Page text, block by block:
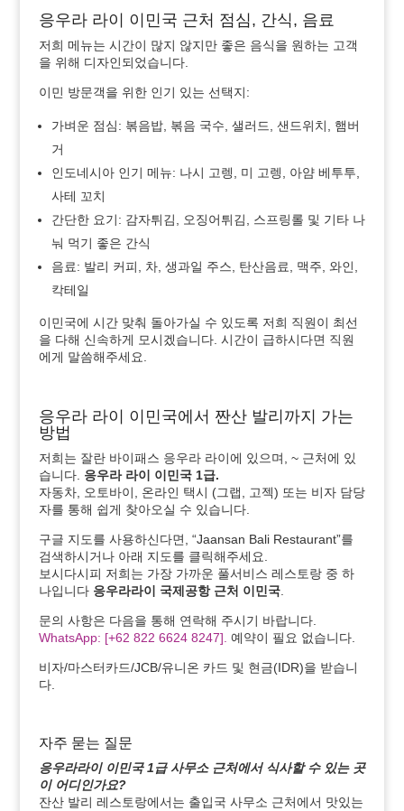
응우라 라이 이민국 근처 점심, 간식, 음료
저희 메뉴는 시간이 많지 않지만 좋은 음식을 원하는 고객
을 위해 디자인되었습니다.
이민 방문객을 위한 인기 있는 선택지:
가벼운 점심: 볶음밥, 볶음 국수, 샐러드, 샌드위치, 햄버
거
인도네시아 인기 메뉴: 나시 고렝, 미 고렝, 아얌 베투투,
사테 꼬치
간단한 요기: 감자튀김, 오징어튀김, 스프링롤 및 기타 나
눠 먹기 좋은 간식
음료: 발리 커피, 차, 생과일 주스, 탄산음료, 맥주, 와인,
칵테일
이민국에 시간 맞춰 돌아가실 수 있도록 저희 직원이 최선
을 다해 신속하게 모시겠습니다. 시간이 급하시다면 직원
에게 말씀해주세요.
응우라 라이 이민국에서 짠산 발리까지 가는
방법
저희는 잘란 바이패스 응우라 라이에 있으며, ~ 근처에 있
습니다. 응우라 라이 이민국 1급.
자동차, 오토바이, 온라인 택시 (그랩, 고젝) 또는 비자 담당
자를 통해 쉽게 찾아오실 수 있습니다.
구글 지도를 사용하신다면, “Jaansan Bali Restaurant”를
검색하시거나 아래 지도를 클릭해주세요.
보시다시피 저희는 가장 가까운 풀서비스 레스토랑 중 하
나입니다 응우라라이 국제공항 근처 이민국.
문의 사항은 다음을 통해 연락해 주시기 바랍니다.
WhatsApp: [+62 822 6624 8247]. 예약이 필요 없습니다.
비자/마스터카드/JCB/유니온 카드 및 현금(IDR)을 받습니
다.
자주 묻는 질문
응우라라이 이민국 1급 사무소 근처에서 식사할 수 있는 곳
이 어디인가요?
잔산 발리 레스토랑에서는 출입국 사무소 근처에서 맛있는